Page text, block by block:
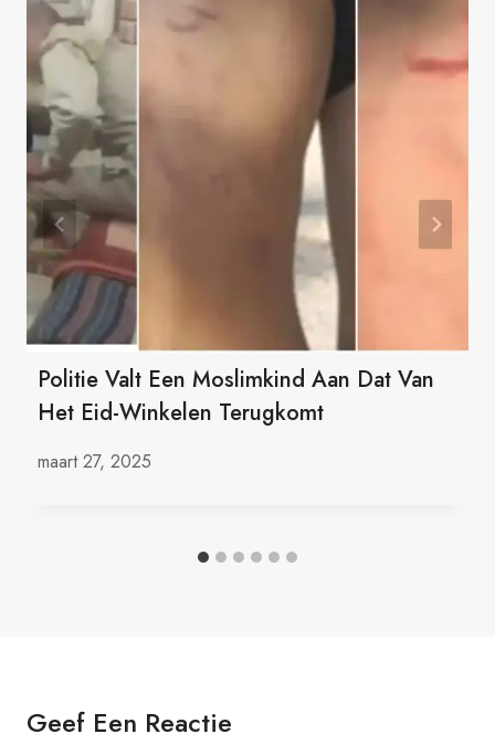
Politie Valt Een Moslimkind Aan Dat Van
Het Eid-Winkelen Terugkomt
maart 27, 2025
Geef Een Reactie